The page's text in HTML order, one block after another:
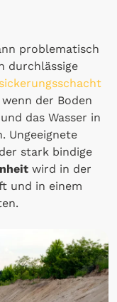
problematisch
durchlässige
der Boden
das Wasser in
Ungeeignete
stark bindige
wird in der
und in einem